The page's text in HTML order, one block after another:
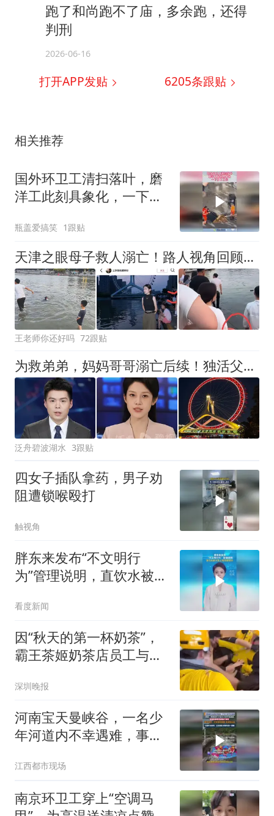
跑了和尚跑不了庙，多余跑，还得
判刑
2026-06-16
打开APP发贴 6205条跟贴
相关推荐
国外环卫工清扫落叶，磨
洋工此刻具象化，一下多
瓶盖爱搞笑 1跟贴
天津之眼母子救人溺亡！路人视角回顾整件事过程，并不是因弟弟而起！
王老师你还好吗 72跟贴
为救弟弟，妈妈哥哥溺亡后续！独活父子抱头痛哭，网友：本可以救
泛舟碧波湖水 3跟贴
四女子插队拿药，男子劝
阻遭锁喉殴打
触视角
胖东来发布“不文明行
为”管理说明，直饮水被大
看度新闻
因“秋天的第一杯奶茶”，
霸王茶姬奶茶店员工与外
击者：奶茶订单过多，外
卖骑手不满等候时间过长
深圳晚报
河南宝天曼峡谷，一名少
年河道内不幸遇难，事发
江西都市现场
南京环卫工穿上“空调马